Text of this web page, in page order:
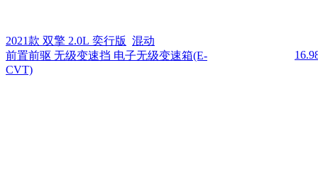
2021款 双擎 2.0L 奕行版 混动
前置前驱 无级变速挡 电子无级变速箱(E-
CVT)